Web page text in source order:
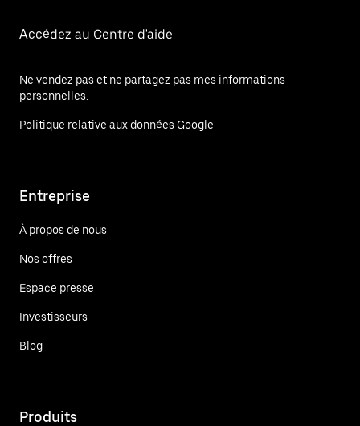
Accédez au Centre d'aide
Ne vendez pas et ne partagez pas mes informations
personnelles.
Politique relative aux données Google
Entreprise
À propos de nous
Nos offres
Espace presse
Investisseurs
Blog
Produits